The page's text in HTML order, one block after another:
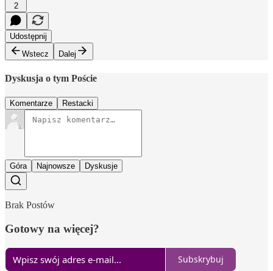
2
Udostępnij
Wstecz
Dalej
Dyskusja o tym Poście
Komentarze Restacki
Góra Najnowsze Dyskusje
Brak Postów
Gotowy na więcej?
Subskrybuj